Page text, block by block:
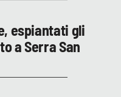
espiantati gli
a Serra San